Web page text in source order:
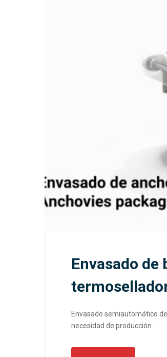
Envasado de
Envasado semiautomático
necesidad de producción.